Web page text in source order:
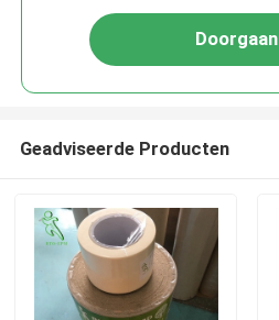
Doorgaan
Geadviseerde Producten